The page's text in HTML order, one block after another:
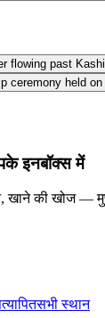
flowing past
ceremony held
इनबॉक्स में
खाने की खोज —
सभी स्थान